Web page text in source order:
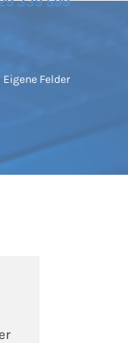
Felder